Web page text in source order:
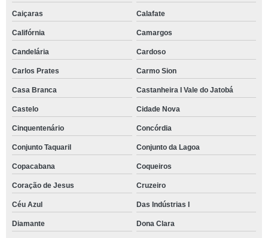
Caiçaras Calafate
Califórnia Camargos
Candelária Cardoso
Carlos Prates Carmo Sion
Casa Branca Castanheira I Vale do Jatobá
Castelo Cidade Nova
Cinquentenário Concórdia
Conjunto Taquaril Conjunto da Lagoa
Copacabana Coqueiros
Coração de Jesus Cruzeiro
Céu Azul Das Indústrias I
Diamante Dona Clara